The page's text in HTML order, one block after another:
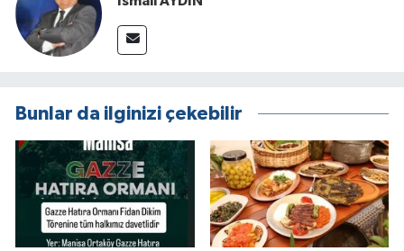
Bunlar da ilginizi çekebilir